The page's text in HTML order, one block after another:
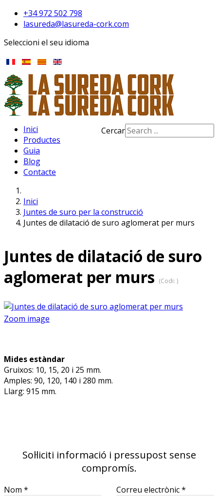
+34 972 502 798
lasureda@lasureda-cork.com
Seleccioni el seu idioma
Cercar
Inici
Productes
Guia
Blog
Contacte
Inici
Juntes de suro per la construcció
Juntes de dilatació de suro aglomerat per murs
Juntes de dilatació de suro
aglomerat per murs (Codi: )
Zoom image
Mides estàndar
Gruixos: 10, 15, 20 i 25 mm.
Amples: 90, 120, 140 i 280 mm.
Llarg: 915 mm.
Sol·liciti informació i pressupost sense
compromís.
Nom * Correu electrònic*